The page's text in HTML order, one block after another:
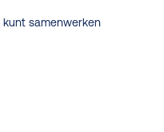
samenwerken